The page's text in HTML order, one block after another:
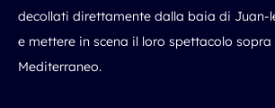
decollati direttamente dalla baia di Juan-
e mettere in scena il loro spettacolo sopra
Mediterraneo.